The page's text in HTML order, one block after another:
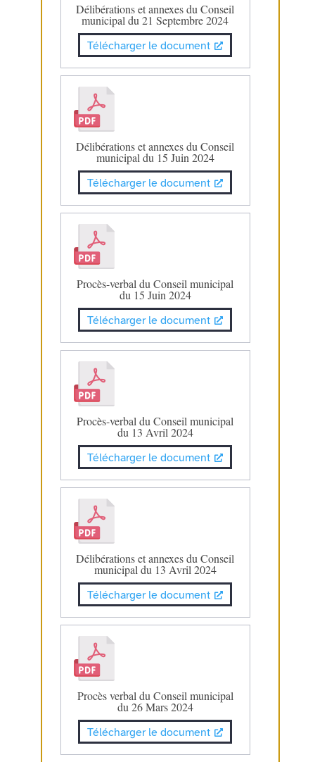
Délibérations et annexes du Conseil
municipal du 21 Septembre 2024
Télécharger le document
Délibérations et annexes du Conseil
municipal du 15 Juin 2024
Télécharger le document
Procès-verbal du Conseil municipal
du 15 Juin 2024
Télécharger le document
Procès-verbal du Conseil municipal
du 13 Avril 2024
Télécharger le document
Délibérations et annexes du Conseil
municipal du 13 Avril 2024
Télécharger le document
Procès verbal du Conseil municipal
du 26 Mars 2024
Télécharger le document